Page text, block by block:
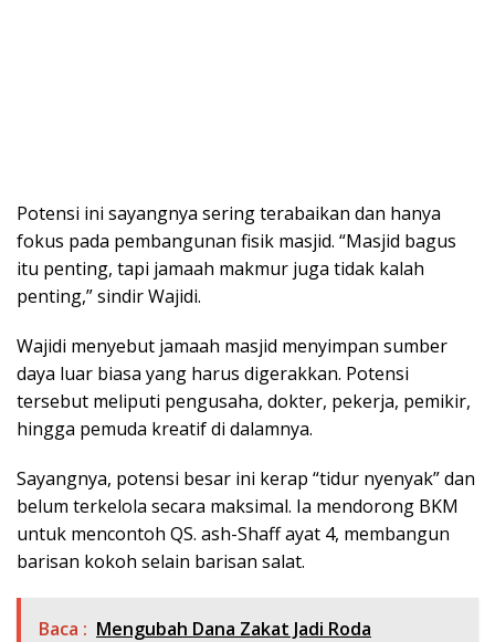
Potensi ini sayangnya sering terabaikan dan hanya
fokus pada pembangunan fisik masjid. “Masjid bagus
itu penting, tapi jamaah makmur juga tidak kalah
penting,” sindir Wajidi.
Wajidi menyebut jamaah masjid menyimpan sumber
daya luar biasa yang harus digerakkan. Potensi
tersebut meliputi pengusaha, dokter, pekerja, pemikir,
hingga pemuda kreatif di dalamnya.
Sayangnya, potensi besar ini kerap “tidur nyenyak” dan
belum terkelola secara maksimal. Ia mendorong BKM
untuk mencontoh QS. ash-Shaff ayat 4, membangun
barisan kokoh selain barisan salat.
Baca : Mengubah Dana Zakat Jadi Roda